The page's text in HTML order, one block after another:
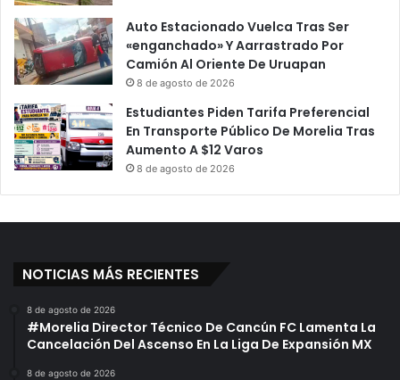
Auto Estacionado Vuelca Tras Ser
«enganchado» Y Aarrastrado Por
Camión Al Oriente De Uruapan
8 de agosto de 2026
Estudiantes Piden Tarifa Preferencial
En Transporte Público De Morelia Tras
Aumento A $12 Varos
8 de agosto de 2026
NOTICIAS MÁS RECIENTES
8 de agosto de 2026
#Morelia Director Técnico De Cancún FC Lamenta La
Cancelación Del Ascenso En La Liga De Expansión MX
8 de agosto de 2026